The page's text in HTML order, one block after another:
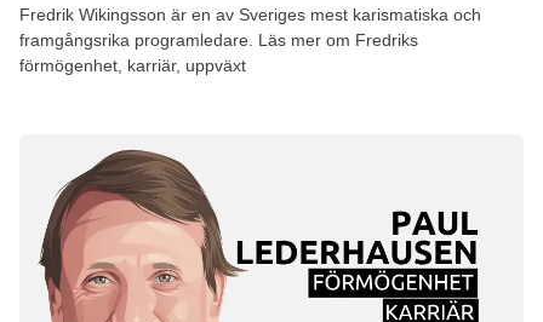
Fredrik Wikingsson är en av Sveriges mest karismatiska och
framgångsrika programledare. Läs mer om Fredriks
förmögenhet, karriär, uppväxt